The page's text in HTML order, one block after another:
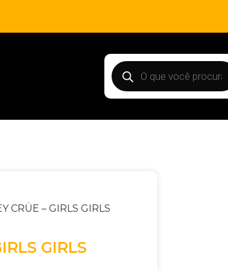
CRÜE – GIRLS GIRLS
GIRLS